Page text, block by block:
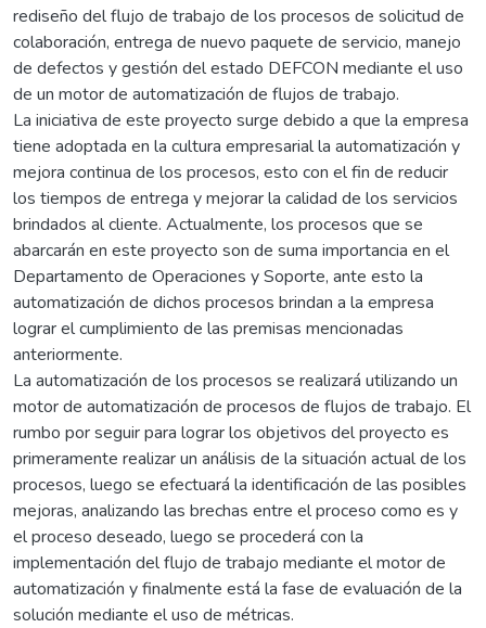
rediseño del flujo de trabajo de los procesos de solicitud de
colaboración, entrega de nuevo paquete de servicio, manejo
de defectos y gestión del estado DEFCON mediante el uso
de un motor de automatización de flujos de trabajo.
La iniciativa de este proyecto surge debido a que la empresa
tiene adoptada en la cultura empresarial la automatización y
mejora continua de los procesos, esto con el fin de reducir
los tiempos de entrega y mejorar la calidad de los servicios
brindados al cliente. Actualmente, los procesos que se
abarcarán en este proyecto son de suma importancia en el
Departamento de Operaciones y Soporte, ante esto la
automatización de dichos procesos brindan a la empresa
lograr el cumplimiento de las premisas mencionadas
anteriormente.
La automatización de los procesos se realizará utilizando un
motor de automatización de procesos de flujos de trabajo. El
rumbo por seguir para lograr los objetivos del proyecto es
primeramente realizar un análisis de la situación actual de los
procesos, luego se efectuará la identificación de las posibles
mejoras, analizando las brechas entre el proceso como es y
el proceso deseado, luego se procederá con la
implementación del flujo de trabajo mediante el motor de
automatización y finalmente está la fase de evaluación de la
solución mediante el uso de métricas.